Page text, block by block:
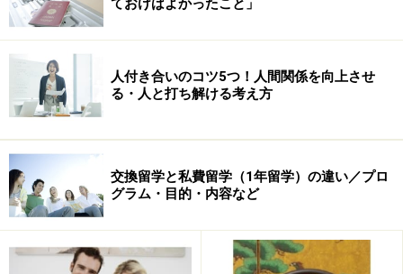
そこで、岡倉さんに実際にあったホームステイのお話と
その対処法を伺いました。
●お昼のランチは必ず昨日の晩御飯の残り物。それがな
おかわりしたいっていったらすごいいやな顔をされる！
でもお母さんはめちゃ太ってるので、あれは絶対私のい
ないことで食べてるはず！（れいこ 45歳
→これは違う都市の留学生から聞いた話で彼女はがまん
してそのまま過ごしたそうですが、相談すればかえれる
人付き合いのコツ5つ！人間関係を向上させ
る・人と打ち解ける考え方
交換留学と私費留学（1年留学）の違い／プロ
グラム・目的・内容など